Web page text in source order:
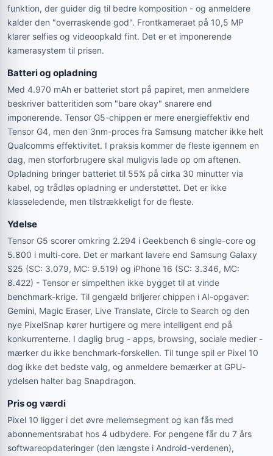
funktion, der guider dig til bedre komposition - og anmeldere
kalder den "overraskende god". Frontkameraet på 10,5 MP
klarer selfies og videoopkald fint. Det er et imponerende
kamerasystem til prisen.
Batteri og opladning
Med 4.970 mAh er batteriet stort på papiret, men anmeldere
beskriver batteritiden som "bare okay" snarere end
imponerende. Tensor G5-chippen er mere energieffektiv end
Tensor G4, men den 3nm-proces fra Samsung matcher ikke helt
Qualcomms effektivitet. I praksis kommer de fleste igennem en
dag, men storforbrugere skal muligvis lade op om aftenen.
Opladning bringer batteriet til 55% på cirka 30 minutter via
kabel, og trådløs opladning er understøttet. Det er ikke
klasseledende, men tilstrækkeligt for de fleste.
Ydelse
Tensor G5 scorer omkring 2.294 i Geekbench 6 single-core og
5.800 i multi-core. Det er markant lavere end Samsung Galaxy
S25 (SC: 3.079, MC: 9.519) og iPhone 16 (SC: 3.346, MC:
8.422) - Tensor er simpelthen ikke bygget til at vinde
benchmark-krige. Til gengæld briljerer chippen i AI-opgaver:
Gemini, Magic Eraser, Live Translate, Circle to Search og den
nye PixelSnap kører hurtigere og mere intelligent end på
konkurrenterne. I daglig brug - apps, browsing, sociale medier -
mærker du ikke benchmark-forskellen. Til tunge spil er Pixel 10
dog ikke det bedste valg, og anmeldere bemærker at GPU-
ydelsen halter bag Snapdragon.
Pris og værdi
Pixel 10 ligger i det øvre mellemsegment og kan fås med
abonnementsrabat hos 4 udbydere. For pengene får du 7 års
softwareopdateringer (den længste i Android-verdenen),